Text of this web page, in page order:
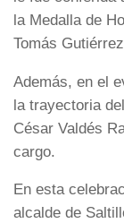
la Medalla de
Tomás
Además, en el
la trayectoria
César Valdés
cargo.
En esta
alcalde de